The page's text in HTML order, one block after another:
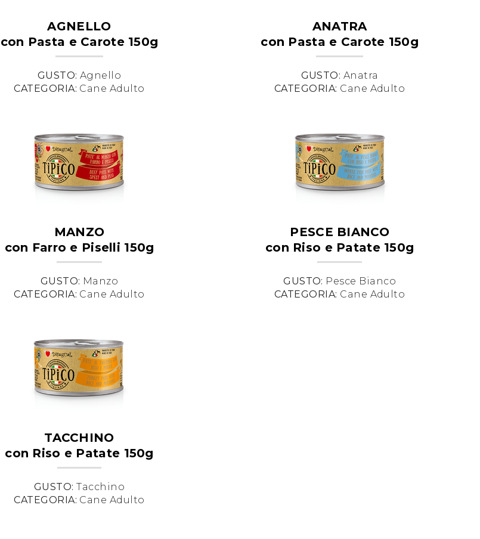
AGNELLO
con Pasta e Carote 150g
GUSTO: Agnello
CATEGORIA: Cane Adulto
ANATRA
con Pasta e Carote 150g
GUSTO: Anatra
CATEGORIA: Cane Adulto
MANZO
con Farro e Piselli 150g
GUSTO: Manzo
CATEGORIA: Cane Adulto
PESCE BIANCO
con Riso e Patate 150g
GUSTO: Pesce Bianco
CATEGORIA: Cane Adulto
TACCHINO
con Riso e Patate 150g
GUSTO:Tacchino
CATEGORIA: Cane Adulto